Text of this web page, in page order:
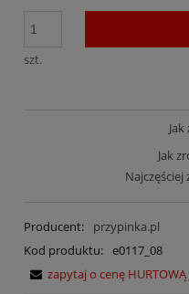
szt.
Jak
Producent:
przypinka.pl
Kod produktu: e0117_08
zapytaj o cenę HURTOWĄ